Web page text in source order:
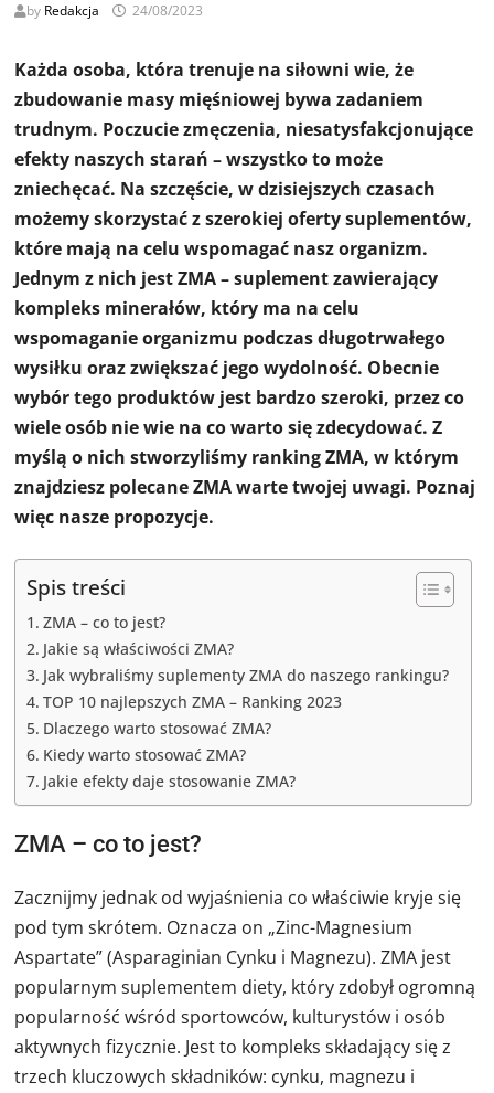
by Redakcja 24/08/2023
Każda osoba, która trenuje na siłowni wie, że
zbudowanie masy mięśniowej bywa zadaniem
trudnym. Poczucie zmęczenia, niesatysfakcjonujące
efekty naszych starań – wszystko to może
zniechęcać. Na szczęście, w dzisiejszych czasach
możemy skorzystać z szerokiej oferty suplementów,
które mają na celu wspomagać nasz organizm.
Jednym z nich jest ZMA – suplement zawierający
kompleks minerałów, który ma na celu
wspomaganie organizmu podczas długotrwałego
wysiłku oraz zwiększać jego wydolność. Obecnie
wybór tego produktów jest bardzo szeroki, przez co
wiele osób nie wie na co warto się zdecydować. Z
myślą o nich stworzyliśmy ranking ZMA, w którym
znajdziesz polecane ZMA warte twojej uwagi. Poznaj
więc nasze propozycje.
Spis treści
ZMA – co to jest?
Jakie są właściwości ZMA?
Jak wybraliśmy suplementy ZMA do naszego rankingu?
TOP 10 najlepszych ZMA – Ranking 2023
Dlaczego warto stosować ZMA?
Kiedy warto stosować ZMA?
Jakie efekty daje stosowanie ZMA?
ZMA – co to jest?
Zacznijmy jednak od wyjaśnienia co właściwie kryje się
pod tym skrótem. Oznacza on „Zinc-Magnesium
Aspartate” (Asparaginian Cynku i Magnezu). ZMA jest
popularnym suplementem diety, który zdobył ogromną
popularność wśród sportowców, kulturystów i osób
aktywnych fizycznie. Jest to kompleks składający się z
trzech kluczowych składników: cynku, magnezu i